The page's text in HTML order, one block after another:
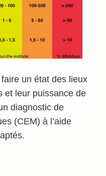
un état des lieux
et leur puissance de
diagnostic de
(CEM) à l’aide